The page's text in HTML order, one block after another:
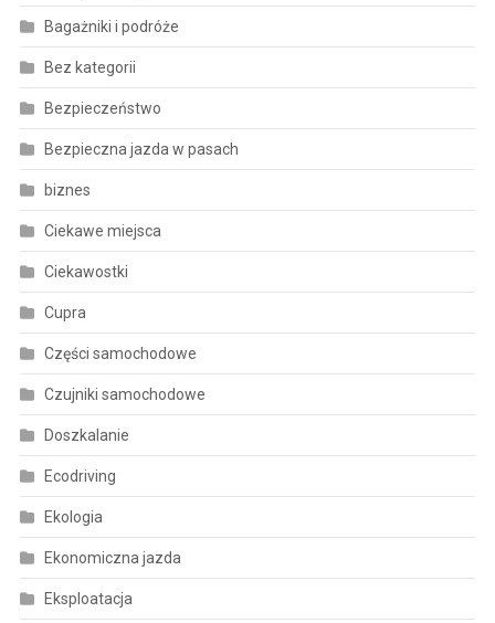
Bagażniki i podróże
Bez kategorii
Bezpieczeństwo
Bezpieczna jazda w pasach
biznes
Ciekawe miejsca
Ciekawostki
Cupra
Części samochodowe
Czujniki samochodowe
Doszkalanie
Ecodriving
Ekologia
Ekonomiczna jazda
Eksploatacja